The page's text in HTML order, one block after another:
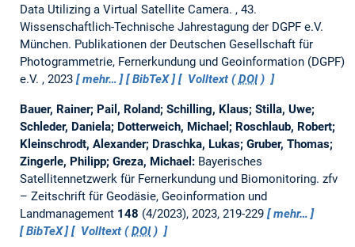
Data Utilizing a Virtual Satellite Camera. , 43.
Wissenschaftlich-Technische Jahrestagung der DGPF e.V.
München. Publikationen der Deutschen Gesellschaft für
Photogrammetrie, Fernerkundung und Geoinformation (DGPF)
e.V. , 2023
mehr… BibTeX Volltext (DOI)
Bauer, Rainer; Pail, Roland; Schilling, Klaus; Stilla, Uwe;
Schleder, Daniela; Dotterweich, Michael; Roschlaub, Robert;
Kleinschrodt, Alexander; Draschka, Lukas; Gruber, Thomas;
Zingerle, Philipp; Greza, Michael: Bayerisches
Satellitennetzwerk für Fernerkundung und Biomonitoring. zfv
– Zeitschrift für Geodäsie, Geoinformation und
Landmanagement 148 (4/2023), 2023, 219-229
mehr…
BibTeX
Volltext (DOI)